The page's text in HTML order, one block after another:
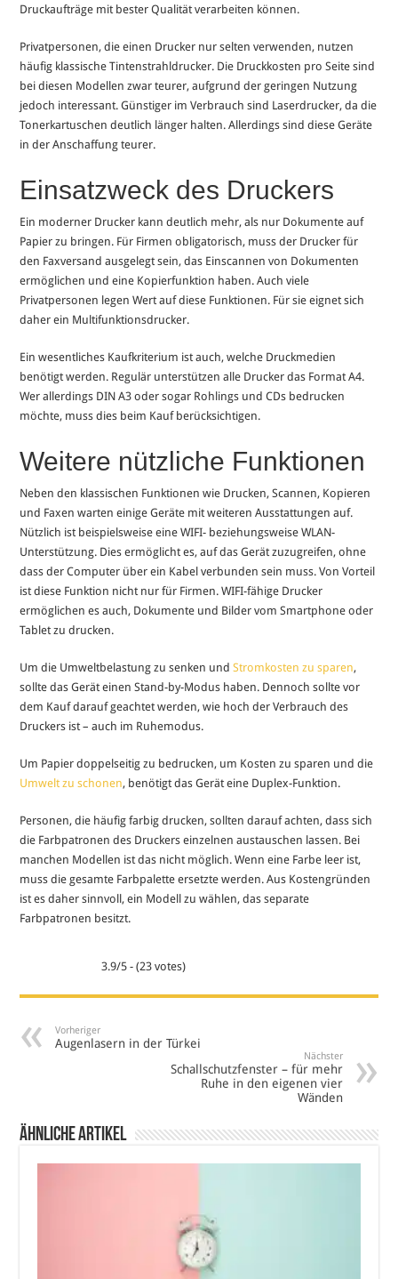
Druckaufträge mit bester Qualität verarbeiten können.
Privatpersonen, die einen Drucker nur selten verwenden, nutzen
häufig klassische Tintenstrahldrucker. Die Druckkosten pro Seite sind
bei diesen Modellen zwar teurer, aufgrund der geringen Nutzung
jedoch interessant. Günstiger im Verbrauch sind Laserdrucker, da die
Tonerkartuschen deutlich länger halten. Allerdings sind diese Geräte
in der Anschaffung teurer.
Einsatzweck des Druckers
Ein moderner Drucker kann deutlich mehr, als nur Dokumente auf
Papier zu bringen. Für Firmen obligatorisch, muss der Drucker für
den Faxversand ausgelegt sein, das Einscannen von Dokumenten
ermöglichen und eine Kopierfunktion haben. Auch viele
Privatpersonen legen Wert auf diese Funktionen. Für sie eignet sich
daher ein Multifunktionsdrucker.
Ein wesentliches Kaufkriterium ist auch, welche Druckmedien
benötigt werden. Regulär unterstützen alle Drucker das Format A4.
Wer allerdings DIN A3 oder sogar Rohlings und CDs bedrucken
möchte, muss dies beim Kauf berücksichtigen.
Weitere nützliche Funktionen
Neben den klassischen Funktionen wie Drucken, Scannen, Kopieren
und Faxen warten einige Geräte mit weiteren Ausstattungen auf.
Nützlich ist beispielsweise eine WIFI- beziehungsweise WLAN-
Unterstützung. Dies ermöglicht es, auf das Gerät zuzugreifen, ohne
dass der Computer über ein Kabel verbunden sein muss. Von Vorteil
ist diese Funktion nicht nur für Firmen. WIFI-fähige Drucker
ermöglichen es auch, Dokumente und Bilder vom Smartphone oder
Tablet zu drucken.
Um die Umweltbelastung zu senken undStromkosten zu sparen,
sollte das Gerät einen Stand-by-Modus haben. Dennoch sollte vor
dem Kauf darauf geachtet werden, wie hoch der Verbrauch des
Druckers ist – auch im Ruhemodus.
Um Papier doppelseitig zu bedrucken, um Kosten zu sparen und die
Umwelt zu schonen, benötigt das Gerät eine Duplex-Funktion.
Personen, die häufig farbig drucken, sollten darauf achten, dass sich
die Farbpatronen des Druckers einzelnen austauschen lassen. Bei
manchen Modellen ist das nicht möglich. Wenn eine Farbe leer ist,
muss die gesamte Farbpalette ersetzte werden. Aus Kostengründen
ist es daher sinnvoll, ein Modell zu wählen, das separate
Farbpatronen besitzt.
3.9/5 - (23 votes)
Vorheriger
Augenlasern in der Türkei
Nächster
Schallschutzfenster – für mehr
Ruhe in den eigenen vier
Wänden
Ähnliche Artikel